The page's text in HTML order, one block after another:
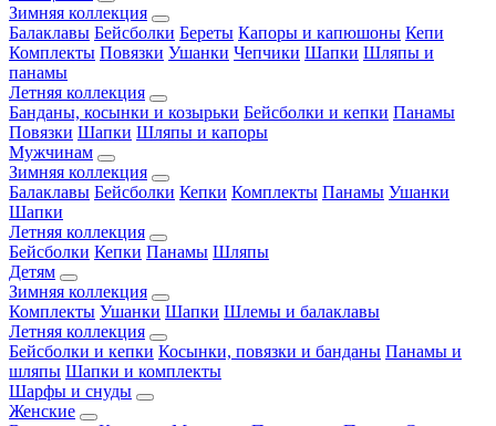
Зимняя коллекция
Балаклавы Бейсболки Береты Капоры и капюшоны Кепи
Комплекты Повязки Ушанки Чепчики Шапки Шляпы и
панамы
Летняя коллекция
Банданы, косынки и козырьки Бейсболки и кепки Панамы
Повязки Шапки Шляпы и капоры
Мужчинам
Зимняя коллекция
Балаклавы Бейсболки Кепки Комплекты Панамы Ушанки
Шапки
Летняя коллекция
Бейсболки Кепки Панамы Шляпы
Детям
Зимняя коллекция
Комплекты Ушанки Шапки Шлемы и балаклавы
Летняя коллекция
Бейсболки и кепки Косынки, повязки и банданы Панамы и
шляпы Шапки и комплекты
Шарфы и снуды
Женские